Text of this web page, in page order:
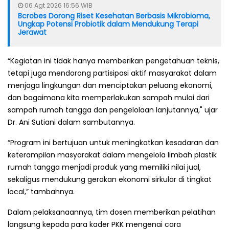
06 Agt 2026 16:56 WIB
Bcrobes Dorong Riset Kesehatan Berbasis Mikrobioma,
Ungkap Potensi Probiotik dalam Mendukung Terapi
Jerawat
“Kegiatan ini tidak hanya memberikan pengetahuan teknis,
tetapi juga mendorong partisipasi aktif masyarakat dalam
menjaga lingkungan dan menciptakan peluang ekonomi,
dan bagaimana kita memperlakukan sampah mulai dari
sampah rumah tangga dan pengelolaan lanjutannya," ujar
Dr. Ani Sutiani dalam sambutannya.
“Program ini bertujuan untuk meningkatkan kesadaran dan
keterampilan masyarakat dalam mengelola limbah plastik
rumah tangga menjadi produk yang memiliki nilai jual,
sekaligus mendukung gerakan ekonomi sirkular di tingkat
local,” tambahnya.
Dalam pelaksanaannya, tim dosen memberikan pelatihan
langsung kepada para kader PKK mengenai cara